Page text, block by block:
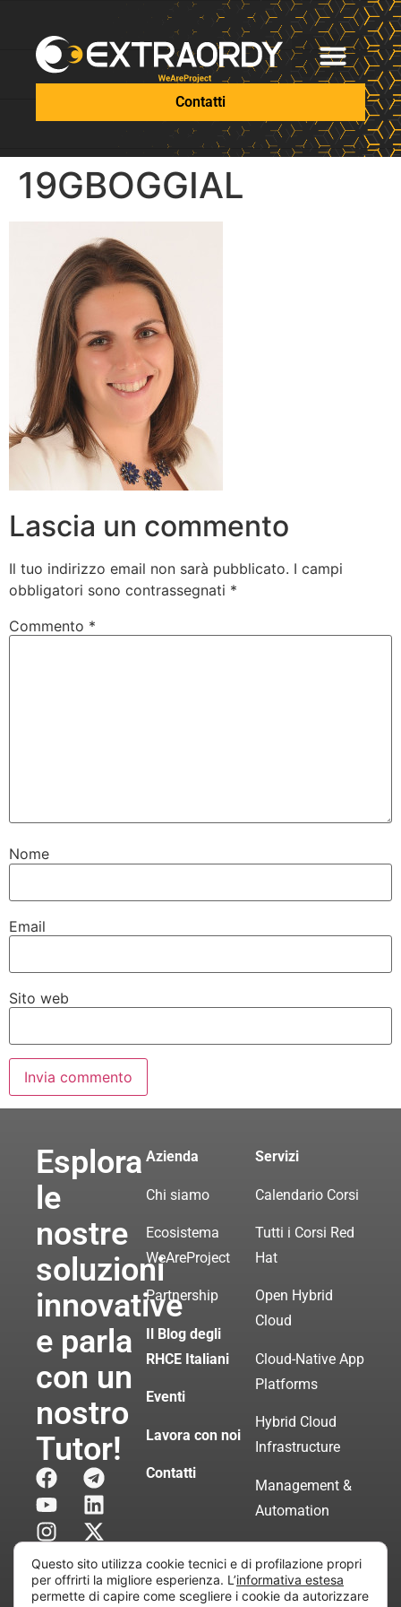
Contatti
19GBOGGIAL
Lascia un commento
Il tuo indirizzo email non sarà pubblicato. I campi
obbligatori sono contrassegnati *
Commento *
Nome
Email
Sito web
Esplora
le
nostre
soluzioni
innovative
e parla
con un
nostro
Tutor!
Azienda
Chi siamo
Ecosistema
WeAreProject
Partnership
Il Blog degli
RHCE Italiani
Eventi
Lavora con noi
Contatti
Servizi
Calendario Corsi
Tutti i Corsi Red
Hat
Open Hybrid
Cloud
Cloud-Native App
Platforms
Hybrid Cloud
Infrastructure
Management &
Automation
Servizi di
Consulenza
Certificata
Questo sito utilizza cookie tecnici e di profilazione propri
per offrirti la migliore esperienza. L’informativa estesa
permette di capire come scegliere i cookie da autorizzare